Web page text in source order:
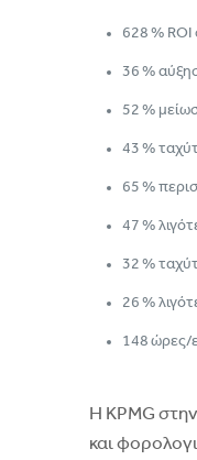
628 % ROI
36 %
52 %
43 %
65 %
47 %
32 %
26 %
148 ώρες/
Η KPMG
και